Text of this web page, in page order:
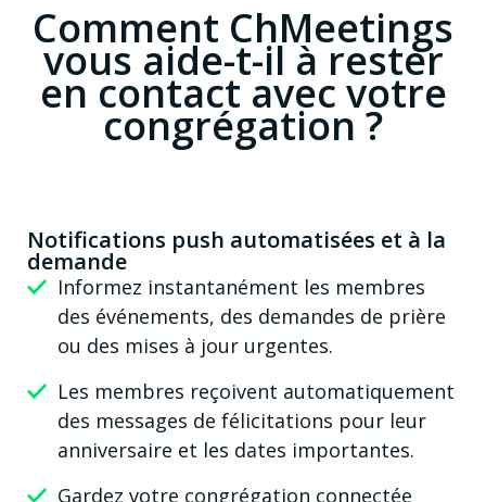
Comment ChMeetings
vous aide-t-il à rester
en contact avec votre
congrégation ?
Notifications push automatisées et à la
demande
Informez instantanément les membres
des événements, des demandes de prière
ou des mises à jour urgentes.
Les membres reçoivent automatiquement
des messages de félicitations pour leur
anniversaire et les dates importantes.
Gardez votre congrégation connectée